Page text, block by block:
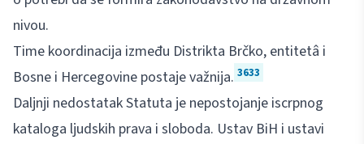
nivou.
Time koordinacija između Distrikta Brčko, entitetâ i
Bosne i Hercegovine postaje važnija. 3633
Daljnji nedostatak Statuta je nepostojanje iscrpnog
kataloga ljudskih prava i sloboda. Ustav BiH i ustavi